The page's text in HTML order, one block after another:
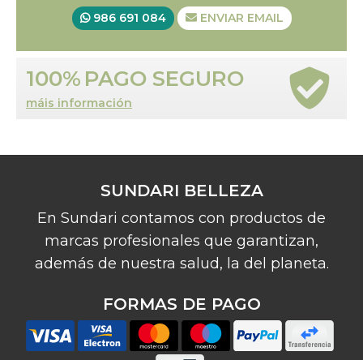
986 691 084 ENVIAR EMAIL
100% PAGO SEGURO
máis información
SUNDARI BELLEZA
En Sundari contamos con productos de
marcas profesionales que garantizan,
además de nuestra salud, la del planeta.
FORMAS DE PAGO